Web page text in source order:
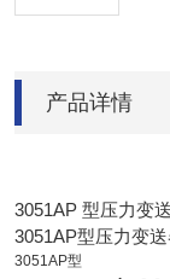
产品详情
3051AP 型压力变
3051AP型压力变
3051AP型